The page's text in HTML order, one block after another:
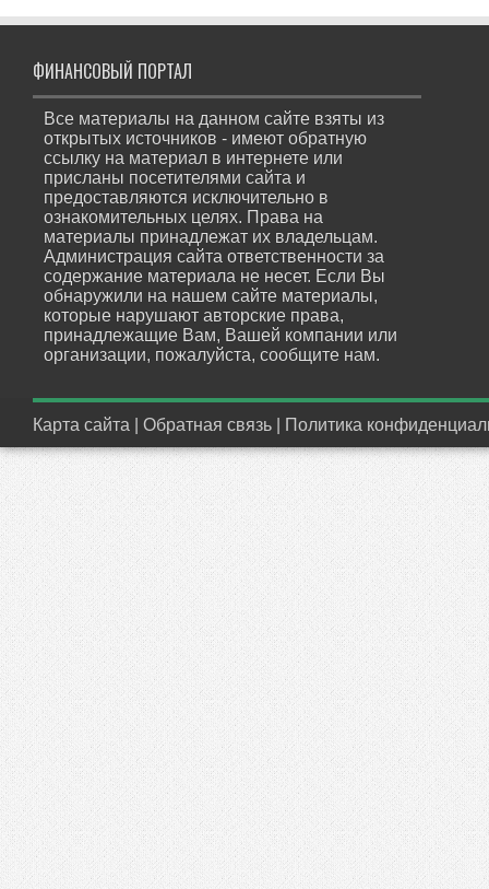
ФИНАНСОВЫЙ ПОРТАЛ
Все материалы на данном сайте взяты из
открытых источников - имеют обратную
ссылку на материал в интернете или
присланы посетителями сайта и
предоставляются исключительно в
ознакомительных целях. Права на
материалы принадлежат их владельцам.
Администрация сайта ответственности за
содержание материала не несет. Если Вы
обнаружили на нашем сайте материалы,
которые нарушают авторские права,
принадлежащие Вам, Вашей компании или
организации, пожалуйста, сообщите нам.
Карта сайта Обратная связь Политика